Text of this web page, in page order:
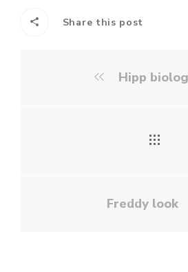
Share this post
Hipp
Freddy look